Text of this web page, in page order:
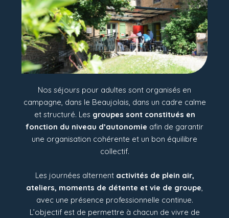
Nos séjours pour adultes sont organisés en
campagne, dans le Beaujolais, dans un cadre calme
et structuré. Les groupes sont constitués en
fonction du niveau d’autonomie afin de garantir
une organisation cohérente et un bon équilibre
collectif.
Les journées alternent activités de plein air,
ateliers, moments de détente et vie de groupe,
avec une présence professionnelle continue.
L’objectif est de permettre à chacun de vivre de